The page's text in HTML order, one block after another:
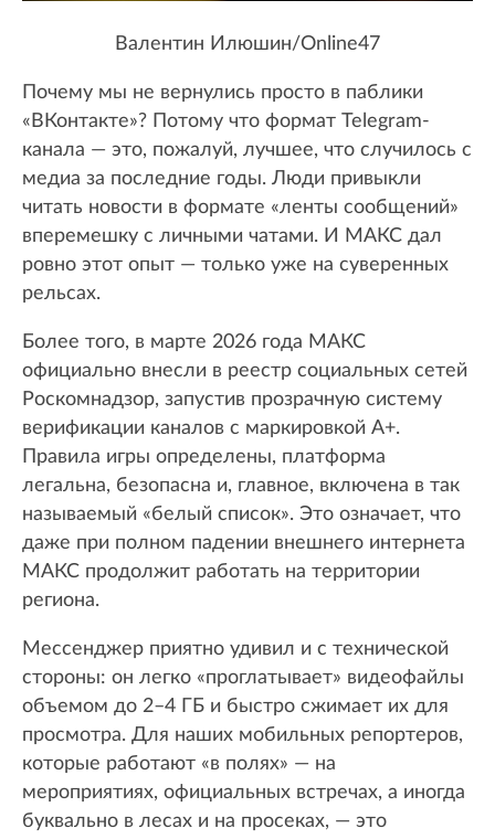
Валентин Илюшин/Online47
Почему мы не вернулись просто в паблики
«ВКонтакте»? Потому что формат Telegram-
канала — это, пожалуй, лучшее, что случилось с
медиа за последние годы. Люди привыкли
читать новости в формате «ленты сообщений»
вперемешку с личными чатами. И МАКС дал
ровно этот опыт — только уже на суверенных
рельсах.
Более того, в марте 2026 года МАКС
официально внесли в реестр социальных сетей
Роскомнадзор, запустив прозрачную систему
верификации каналов с маркировкой А+.
Правила игры определены, платформа
легальна, безопасна и, главное, включена в так
называемый «белый список». Это означает, что
даже при полном падении внешнего интернета
МАКС продолжит работать на территории
региона.
Мессенджер приятно удивил и с технической
стороны: он легко «проглатывает» видеофайлы
объемом до 2–4 ГБ и быстро сжимает их для
просмотра. Для наших мобильных репортеров,
которые работают «в полях» — на
мероприятиях, официальных встречах, а иногда
буквально в лесах и на просеках, — это